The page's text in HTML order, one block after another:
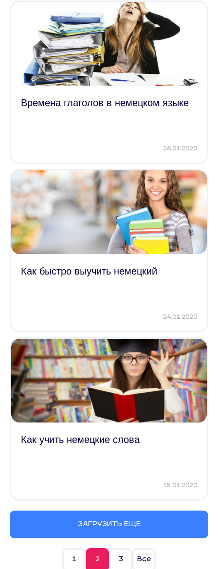
Времена глаголов в немецком языке
28.01.2020
Как быстро выучить немецкий
24.01.2020
Как учить немецкие слова
15.01.2020
ЗАГРУЗИТЬ ЕЩЕ
1 2 3 Все